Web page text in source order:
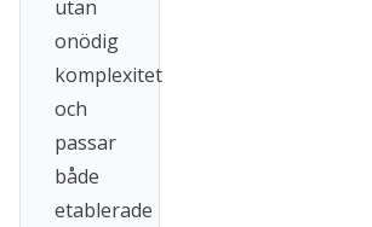
utan
onödig
komplexitet
och
passar
både
etablerade